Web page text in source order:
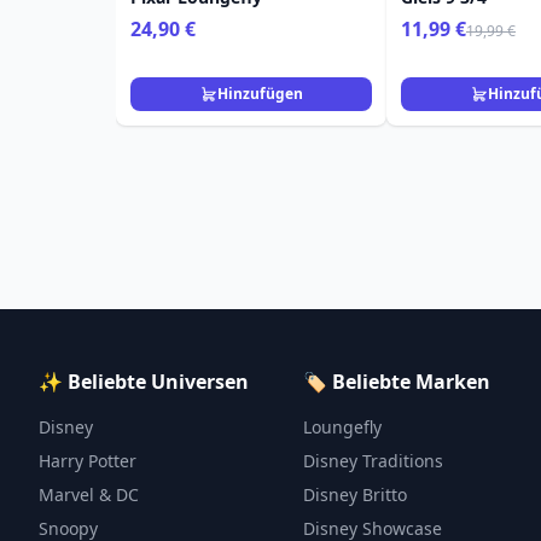
24,90 €
Hinzufügen
11,99 €19,99 €
✨ Beliebte Universen
Disney
Harry Potter
Marvel & DC
Snoopy
🏷️ Beliebte Marken
Loungefly
Disney Traditions
Disney Britto
Disney Showcase